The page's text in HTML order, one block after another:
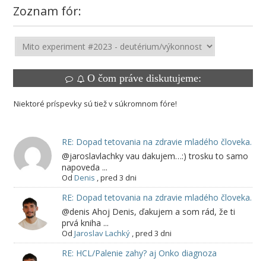
Zoznam fór:
O čom práve diskutujeme:
Niektoré príspevky sú tiež v súkromnom fóre!
RE: Dopad tetovania na zdravie mladého človeka.
@jaroslavlachky vau dakujem…:) trosku to samo
napoveda ...
Od Denis ,pred 3 dni
RE: Dopad tetovania na zdravie mladého človeka.
@denis Ahoj Denis, ďakujem a som rád, že ti
prvá kniha ...
Od Jaroslav Lachký,pred 3 dni
RE: HCL/Palenie zahy? aj Onko diagnoza